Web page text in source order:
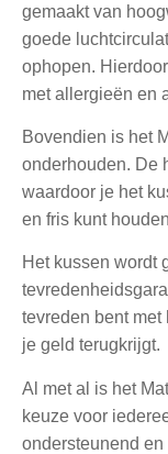
gemaakt van
goede
ophopen.
met allergieën en
Bovendien is het
onderhouden. De
waardoor je het
en fris kunt
Het kussen wordt
tevreden bent met
je geld terugkrijgt.
Al met al is het
keuze voor
ondersteunend